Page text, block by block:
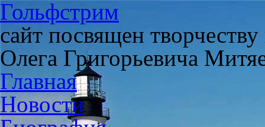
Гольфстрим
сайт посвящен
Олега Григорьевича
Главная
Новости